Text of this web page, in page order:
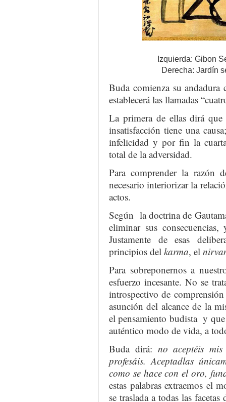
Izquierda: Gibon
Derecha: Jardín
Buda comienza su
establecerá las llamadas
La primera de ellas dirá
insatisfacción tiene una
infelicidad y por fin la
total de la adversidad.
Para comprender la razón
necesario interiorizar la
actos.
Según la doctrina de
eliminar sus
Justamente de esas
principios del karma, el
Para sobreponernos a
esfuerzo incesante. No se
introspectivo de
asunción del alcance de la
el pensamiento budista y
auténtico modo de vida, a
Buda dirá: no aceptéis
profesáis. Aceptadlas
como se hace con el oro,
estas palabras extraemos el
se traslada a todas las